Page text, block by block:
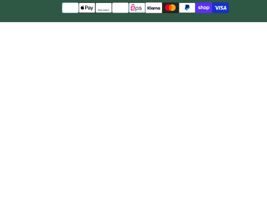
Méthodes
de